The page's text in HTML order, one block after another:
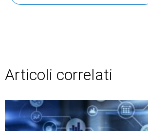
Articoli correlati